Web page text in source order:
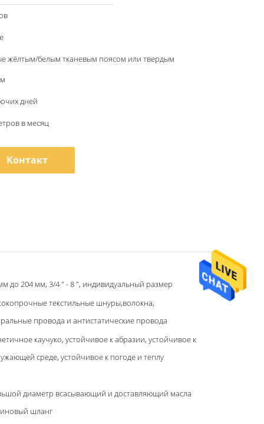
жёлтым/белым тканевым поясом или твердым
дней
в месяц
Контакт
до 204 мм, 3/4 " - 8 ", индивидуальный размер
текстильные шнуры,волокна,
провода и антистатические провода
каучуко, устойчивое к абразии, устойчивое к
среде, устойчивое к погоде и теплу
диаметр всасывающий и доставляющий масла
шланг